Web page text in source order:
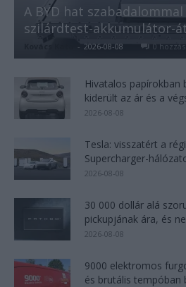
A BYD hat
szilárdtest-akkumulátor-
- 2026-08-08 0
Hivatalos papírokban
kiderült az ár és a
2026-08-08
Tesla: visszatért a
Supercharger-
2026-08-08
30 000 dollár alá
pickupjának ára, és
2026-08-08
9000 elektromos
és brutális tempóban